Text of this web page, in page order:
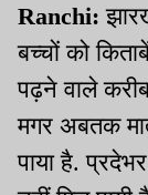
Ranchi:
बच्चों को
पढ़ने वाले
मगर अबतक
पाया है.